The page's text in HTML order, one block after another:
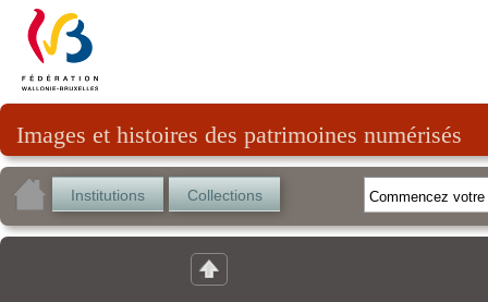
Images et histoires des patrimoines numérisés
Institutions Collections